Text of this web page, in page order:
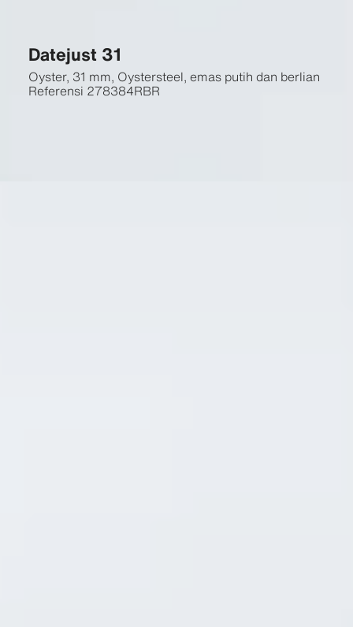
Datejust 31
Oyster, 31 mm, Oystersteel, emas putih dan berlian
Referensi 278384RBR